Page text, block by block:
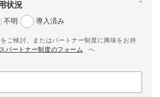
*
状況
不明 導入済み
ご検討、またはパートナー制度に興味をお持
パートナー制度のフォーム へ